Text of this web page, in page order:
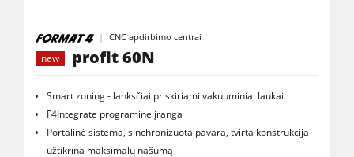
CNC apdirbimo centrai
new
profit 60N
Smart zoning - lanksčiai priskiriami vakuuminiai laukai
F4Integrate programinė įranga
Portalinė sistema, sinchronizuota pavara, tvirta konstrukcija
užtikrina maksimalų našumą